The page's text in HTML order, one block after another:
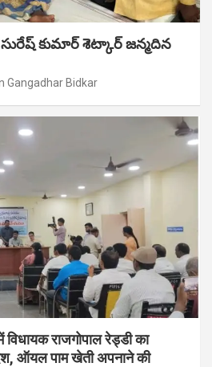
కుమార్ శెట్కార్ జన్మదిన
Gangadhar Bidkar
राजगोपाल रेड्डी का
ऑयल पाम खेती अपनाने की